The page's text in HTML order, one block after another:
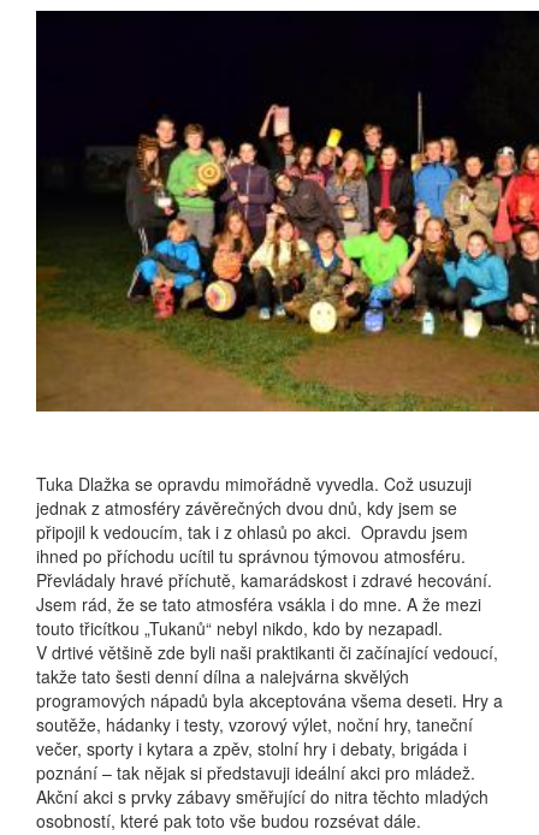
Tuka Dlažka se opravdu mimořádně vyvedla. Což usuzuji
jednak z atmosféry závěrečných dvou dnů, kdy jsem se
připojil k vedoucím, tak i z ohlasů po akci. Opravdu jsem
ihned po příchodu ucítil tu správnou týmovou atmosféru.
Převládaly hravé příchutě, kamarádskost i zdravé hecování.
Jsem rád, že se tato atmosféra vsákla i do mne. A že mezi
touto třicítkou „Tukanů“ nebyl nikdo, kdo by nezapadl.
V drtivé většině zde byli naši praktikanti či začínající vedoucí,
takže tato šesti denní dílna a nalejvárna skvělých
programových nápadů byla akceptována všema deseti. Hry a
soutěže, hádanky i testy, vzorový výlet, noční hry, taneční
večer, sporty i kytara a zpěv, stolní hry i debaty, brigáda i
poznání – tak nějak si představuji ideální akci pro mládež.
Akční akci s prvky zábavy směřující do nitra těchto mladých
osobností, které pak toto vše budou rozsévat dále.